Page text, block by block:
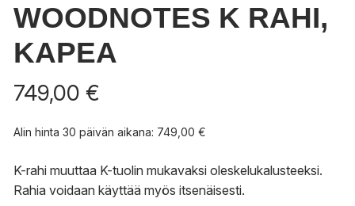
WOODNOTES K RAHI,
KAPEA
749,00 €
Alin hinta 30 päivän aikana: 749,00 €
K-rahi muuttaa K-tuolin mukavaksi oleskelukalusteeksi.
Rahia voidaan käyttää myös itsenäisesti.